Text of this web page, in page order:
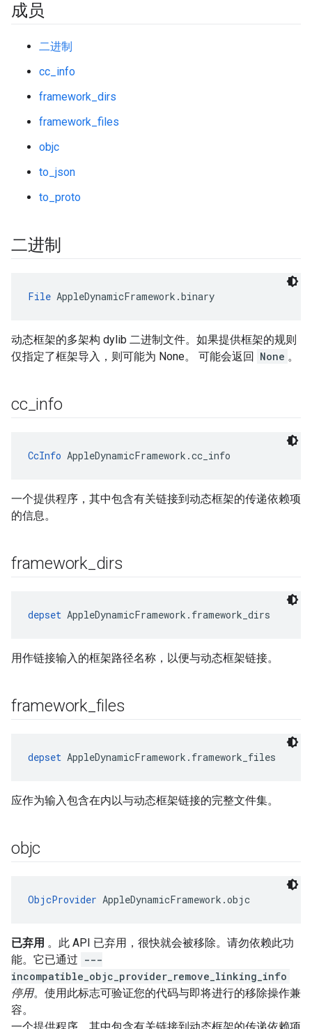
成员
二进制
cc_info
framework_dirs
framework_files
objc
to_json
to_proto
二进制
File AppleDynamicFramework.binary
动态框架的多架构 dylib 二进制文件。如果提供框架的规则
仅指定了框架导入，则可能为 None。 可能会返回 None 。
cc info
CcInfo AppleDynamicFramework.cc_info
一个提供程序，其中包含有关链接到动态框架的传递依赖项
的信息。
framework_ dirs
depset AppleDynamicFramework.framework_dirs
用作链接输入的框架路径名称，以便与动态框架链接。
framework_ files
depset AppleDynamicFramework.framework_files
应作为输入包含在内以与动态框架链接的完整文件集。
objc
ObjcProvider AppleDynamicFramework.objc
已弃用 。此 API 已弃用，很快就会被移除。请勿依赖此功
能。它已通过 ---
incompatible_objc_provider_remove_linking_info
停用。使用此标志可验证您的代码与即将进行的移除操作兼
容。